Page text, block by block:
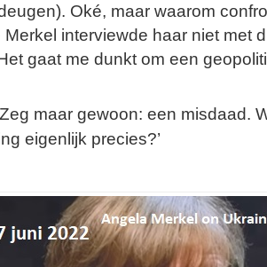
Oké, maar waarom
Merkel interviewde haar niet met
gaat me dunkt om een
maar gewoon: een misdaad.
eigenlijk precies?’